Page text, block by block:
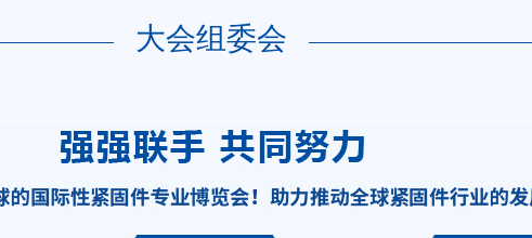
大会组委会